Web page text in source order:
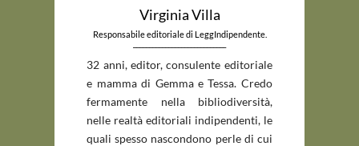
Virginia Villa
Responsabile editoriale di LeggIndipendente.
_____________________________
32 anni, editor, consulente editoriale
e mamma di Gemma e Tessa. Credo
fermamente nella bibliodiversità,
nelle realtà editoriali indipendenti, le
quali spesso nascondono perle di cui